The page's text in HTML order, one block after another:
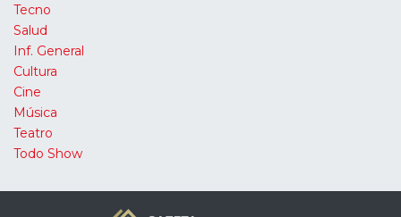
Tecno
Salud
Inf. General
Cultura
Cine
Música
Teatro
Todo Show